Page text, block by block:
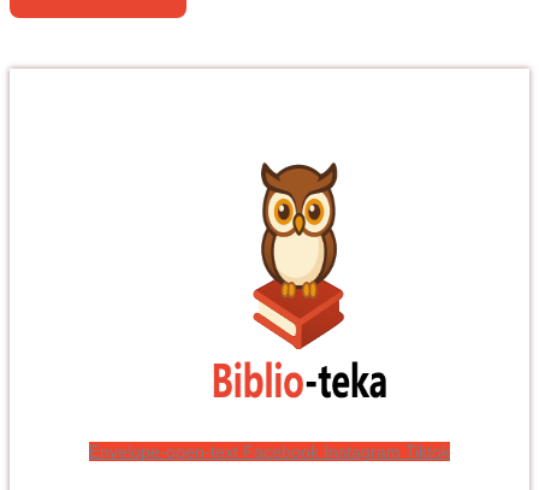
Envelope-open-text Facebook Instagram Tiktok